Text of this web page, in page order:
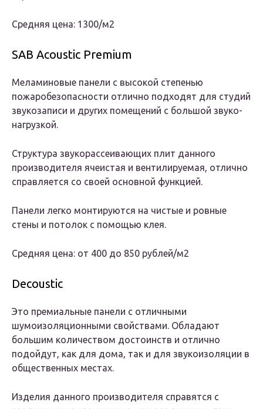
Средняя цена: 1300/м2
SAB Acoustic Premium
Меламиновые панели с высокой степенью
пожаробезопасности отлично подходят для студий
звукозаписи и других помещений с большой звуко-
нагрузкой.
Структура звукорассеивающих плит данного
производителя ячеистая и вентилируемая, отлично
справляется со своей основной функцией.
Панели легко монтируются на чистые и ровные
стены и потолок с помощью клея.
Средняя цена: от 400 до 850 рублей/м2
Decoustic
Это премиальные панели с отличными
шумоизоляционными свойствами. Обладают
большим количеством достоинств и отлично
подойдут, как для дома, так и для звукоизоляции в
общественных местах.
Изделия данного производителя справятся с